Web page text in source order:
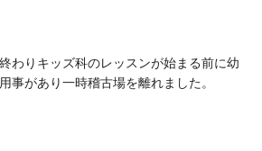
わりキッズ科のレッスンが始まる前に幼
事があり一時稽古場を離れました。